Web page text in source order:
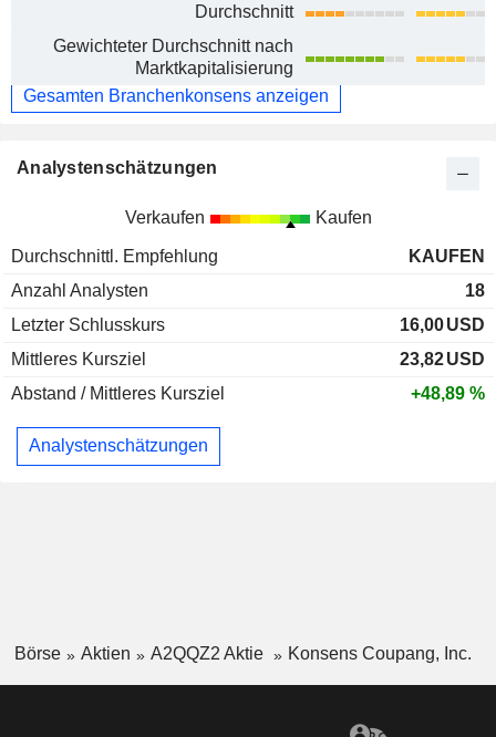
Durchschnitt
Gewichteter Durchschnitt nach
Marktkapitalisierung
Gesamten Branchenkonsens anzeigen
Analystenschätzungen
Verkaufen Kaufen
Durchschnittl. Empfehlung
KAUFEN
Anzahl Analysten
18
Letzter Schlusskurs
16,00USD
Mittleres Kursziel
23,82USD
Abstand / Mittleres Kursziel
+48,89 %
Analystenschätzungen
Börse Aktien A2QQZ2 Aktie Konsens Coupang, Inc.